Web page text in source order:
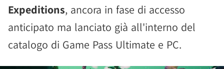
Expeditions, ancora in fase di accesso
anticipato ma lanciato già all'interno del
catalogo di Game Pass Ultimate e PC.